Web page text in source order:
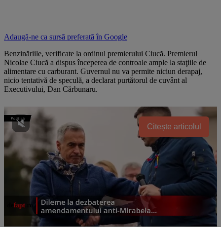
Adaugă-ne ca sursă preferată în Google
Benzinăriile, verificate la ordinul premierului Ciucă. Premierul
Nicolae Ciucă a dispus începerea de controale ample la staţiile de
alimentare cu carburant. Guvernul nu va permite niciun derapaj,
nicio tentativă de speculă, a declarat purtătorul de cuvânt al
Executivului, Dan Cărbunaru.
Citește articolul